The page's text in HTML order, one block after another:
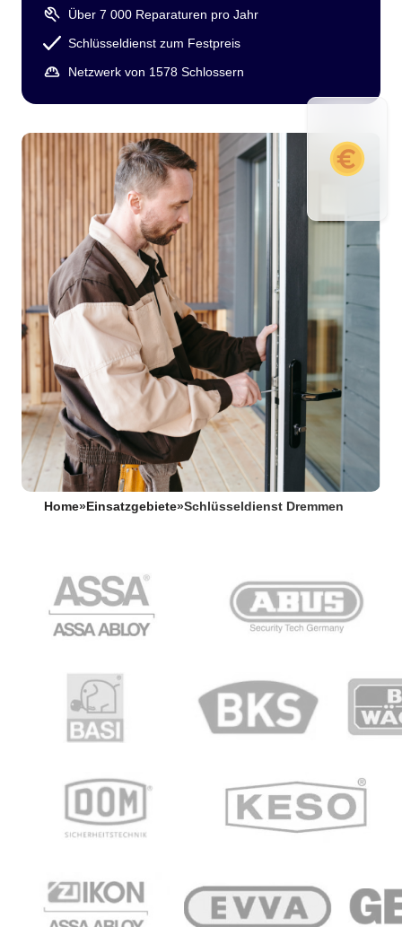
Über 7 000 Reparaturen pro Jahr
Schlüsseldienst zum Festpreis
Netzwerk von 1578 Schlossern
Home» Einsatzgebiete»Schlüsseldienst Dremmen